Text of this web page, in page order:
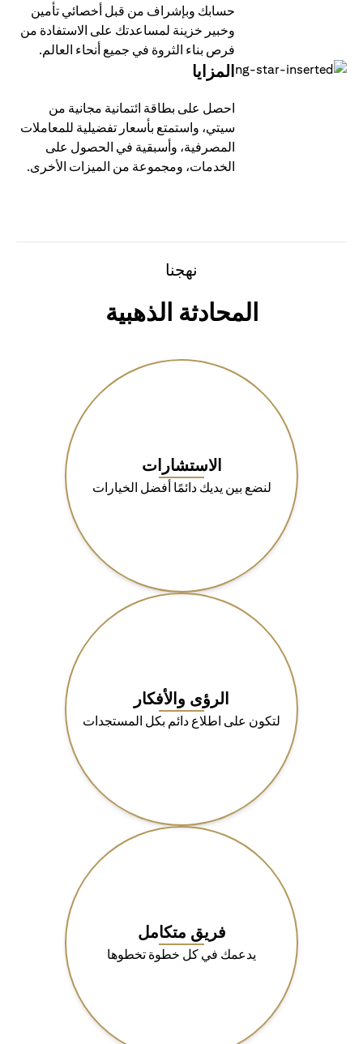
حسابك وبإشراف من قبل أخصائي تأمين
وخبير خزينة لمساعدتك على الاستفادة من
فرص بناء الثروة في جميع أنحاء العالم.
المزايا
احصل على بطاقة ائتمانية مجانية من
سيتي، واستمتع بأسعار تفضيلية للمعاملات
المصرفية، وأسبقية في الحصول على
الخدمات، ومجموعة من الميزات الأخرى.
نهجنا
المحادثة الذهبية
الاستشارات
لنضع بين يديك دائمًا أفضل الخيارات
الرؤى والأفكار
لتكون على اطلاع دائم بكل المستجدات
فريق متكامل
يدعمك في كل خطوة تخطوها